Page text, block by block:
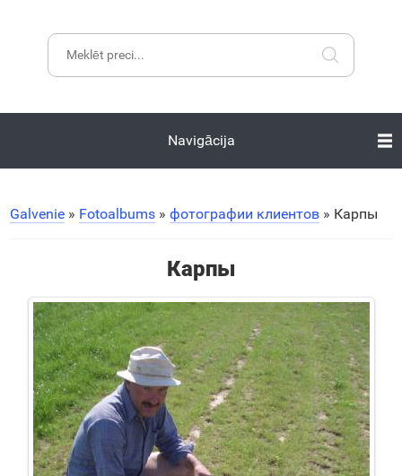
Navigācija
Galvenie» Fotoalbums» фотографии клиентов» Карпы
Карпы